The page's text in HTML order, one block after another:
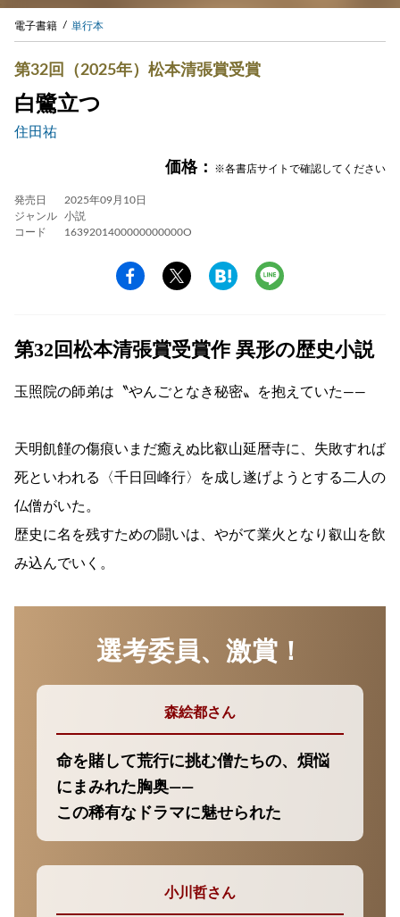
電子書籍 単行本
第32回（2025年）松本清張賞受賞
白鷺立つ
住田祐
価格： ※各書店サイトで確認してください
発売日
2025年09月10日
ジャンル
小説
コード
1639201400000000000O
第32回松本清張賞受賞作 異形の歴史小説
玉照院の師弟は〝やんごとなき秘密〟を抱えていた――
天明飢饉の傷痕いまだ癒えぬ比叡山延暦寺に、失敗すれば
死といわれる〈千日回峰行〉を成し遂げようとする二人の
仏僧がいた。
歴史に名を残すための闘いは、やがて業火となり叡山を飲
み込んでいく。
選考委員、激賞！
森絵都さん
命を賭して荒行に挑む僧たちの、煩悩
にまみれた胸奥――
この稀有なドラマに魅せられた
小川哲さん